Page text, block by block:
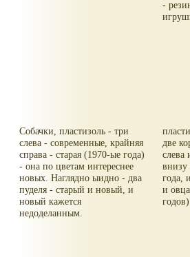
-
Собачки, пластизоль - три
слева - современные, крайняя
справа - старая (1970-ые года)
- она по цветам интереснее
новых. Наглядно ыидно - два
пуделя - старый и новый, и
новый кажется
недоделанным.
две
слева
внизу
года,
и
годов)